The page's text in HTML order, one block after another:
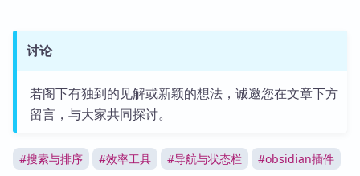
讨论
若阁下有独到的见解或新颖的想法，诚邀您在文章下方
留言，与大家共同探讨。
#搜索与排序 #效率工具 #导航与状态栏 #obsidian插件